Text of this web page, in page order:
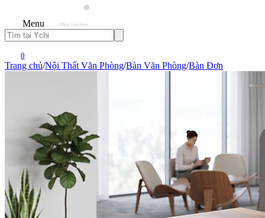
Menu
0
Trang chủ/Nội Thất Văn Phòng/Bàn Văn Phòng/Bàn Đơn